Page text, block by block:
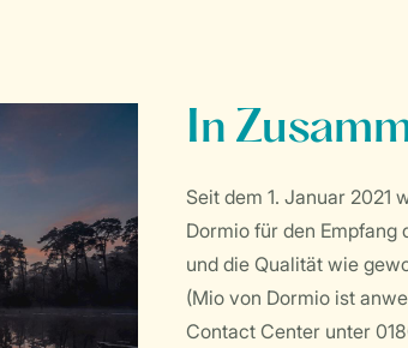
In
Seit dem 1. Januar 2021
Dormio für den
und die Qualität wie
(Mio von Dormio ist
Contact Center unter